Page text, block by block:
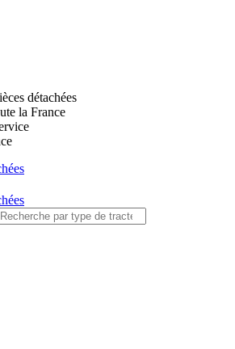
détachées
la France